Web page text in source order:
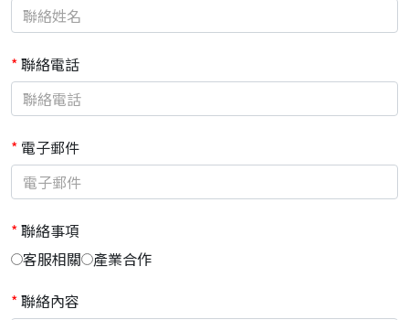
*聯絡電話
* 電子郵件
*聯絡事項
客服相關
產業合作
*聯絡內容